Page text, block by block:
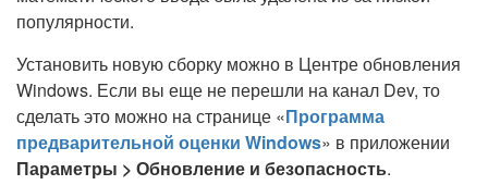
популярности.
Установить новую сборку можно в Центре обновления
Windows. Если вы еще не перешли на канал Dev, то
сделать это можно на странице «Программа
предварительной оценки Windows» в приложении
Параметры > Обновление и безопасность.